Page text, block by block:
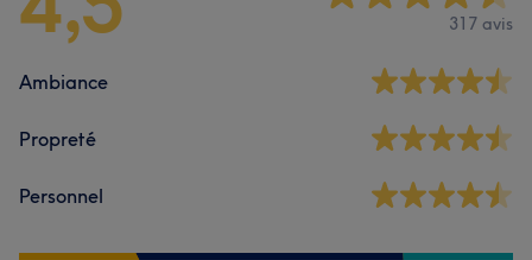
317 avis
Ambiance
Propreté
Personnel